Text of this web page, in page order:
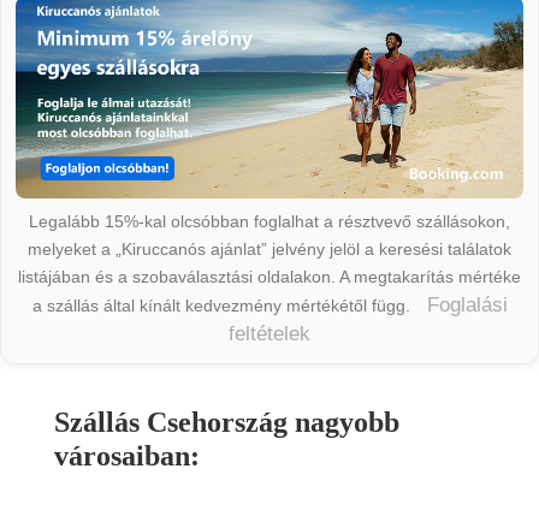
Legalább 15%-kal olcsóbban foglalhat a résztvevő szállásokon,
melyeket a „Kiruccanós ajánlat” jelvény jelöl a keresési találatok
listájában és a szobaválasztási oldalakon. A megtakarítás mértéke
a szállás által kínált kedvezmény mértékétől függ.
Foglalási
feltételek
Szállás Csehország nagyobb
városaiban: